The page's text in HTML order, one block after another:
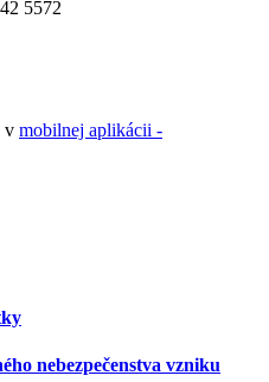
5572
v mobilnej aplikácii -
nebezpečenstva vzniku